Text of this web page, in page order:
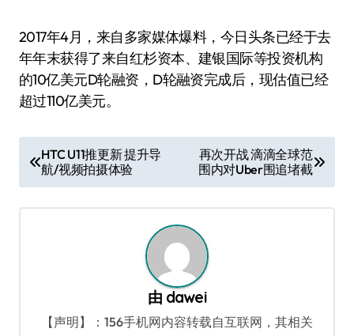
2017年4月，来自多家媒体爆料，今日头条已经于去
年年末获得了来自红杉资本、建银国际等投资机构
的10亿美元D轮融资，D轮融资完成后，现估值已经
超过110亿美元。
章
导
HTC U11推更新 提升导
航/视频拍摄体验
再次开战 滴滴全球范
围内对Uber围追堵截
由 dawei
【声明】：156手机网内容转载自互联网，其相关